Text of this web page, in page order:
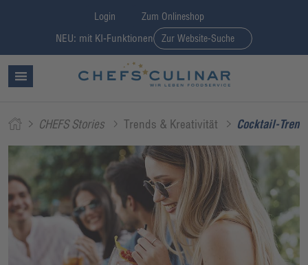
Login Zum Onlineshop
NEU: mit KI-Funktionen Zur Website-Suche
CHEFS Stories Trends & Kreativität Cocktail-